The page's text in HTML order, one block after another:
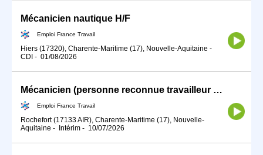
Mécanicien nautique H/F
Emploi France Travail
Hiers (17320), Charente-Maritime (17), Nouvelle-Aquitaine -
CDI - 01/08/2026
Mécanicien (personne reconnue travailleur handicapé) (H/F)
Emploi France Travail
Rochefort (17133 AIR), Charente-Maritime (17), Nouvelle-
Aquitaine - Intérim - 10/07/2026